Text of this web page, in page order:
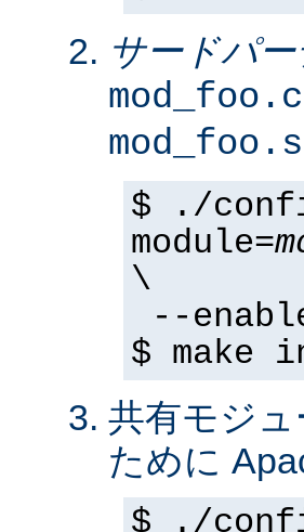
サードパ
mod_foo.c
$ ./
module=
\
--
$ make
共有モジ
ために
$ ./